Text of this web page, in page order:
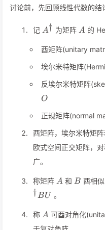
讨论前，先回顾线性代数的结
记 A^\dagger
A† 为矩阵 A
A 的
酉矩阵(unitary
埃尔米特矩阵
反埃尔米特矩阵
O
正规矩阵(normal
酉矩阵，埃尔米特矩
欧式空间正交矩阵，
广。
称矩阵 A
A 和 B
B 酉相
†BU 。
称 A
A 可酉对角化